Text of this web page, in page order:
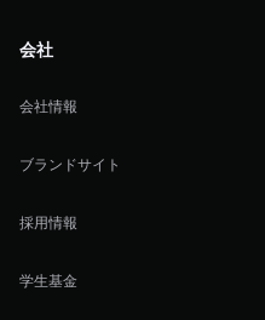
会社
会社情報
ブランドサイト
採用情報
学生基金